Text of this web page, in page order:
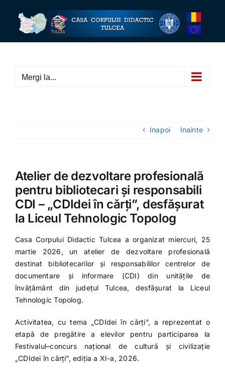
content
Mergi la...
Inapoi Inainte
Atelier de dezvoltare profesională
pentru bibliotecari și responsabili
CDI – „CDIdei în cărți”, desfășurat
la Liceul Tehnologic Topolog
Casa Corpului Didactic Tulcea a organizat miercuri, 25
martie 2026, un atelier de dezvoltare profesională
destinat bibliotecarilor și responsabililor centrelor de
documentare și informare (CDI) din unitățile de
învățământ din județul Tulcea, desfășurat la Liceul
Tehnologic Topolog.
Activitatea, cu tema „CDIdei în cărți”, a reprezentat o
etapă de pregătire a elevilor pentru participarea la
Festivalul–concurs național de cultură și civilizație
„CDIdei în cărți”, ediția a XI-a, 2026.